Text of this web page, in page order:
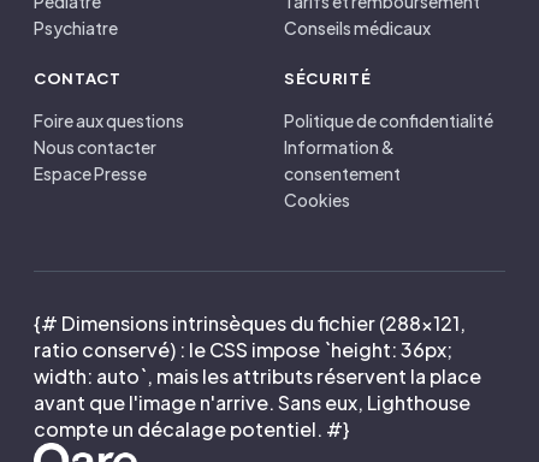
Psychiatre
Conseils médicaux
CONTACT
Foire aux questions
Nous contacter
Espace Presse
SÉCURITÉ
Politique de confidentialité
Information &
consentement
Cookies
{# Dimensions intrinsèques du fichier (288×121,
ratio conservé) : le CSS impose `height: 36px;
width: auto`, mais les attributs réservent la place
avant que l'image n'arrive. Sans eux, Lighthouse
compte un décalage potentiel. #}